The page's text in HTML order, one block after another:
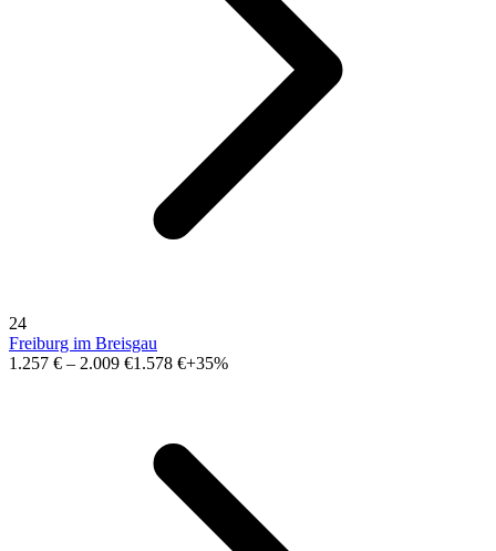
24
Freiburg im Breisgau
1.257 € – 2.009 €1.578 €+35%